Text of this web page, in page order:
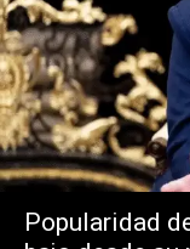
Popularidad